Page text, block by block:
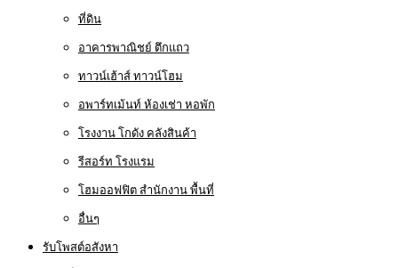
ที่ดิน
อาคารพาณิชย์ ตึกแถว
ทาวน์เฮ้าส์ ทาวน์โฮม
อพาร์ทเม้นท์ ห้องเช่า หอพัก
โรงงาน โกดัง คลังสินค้า
รีสอร์ท โรงแรม
โฮมออฟฟิต สำนักงาน พื้นที่
อื่นๆ
รับโพสต์อสังหา